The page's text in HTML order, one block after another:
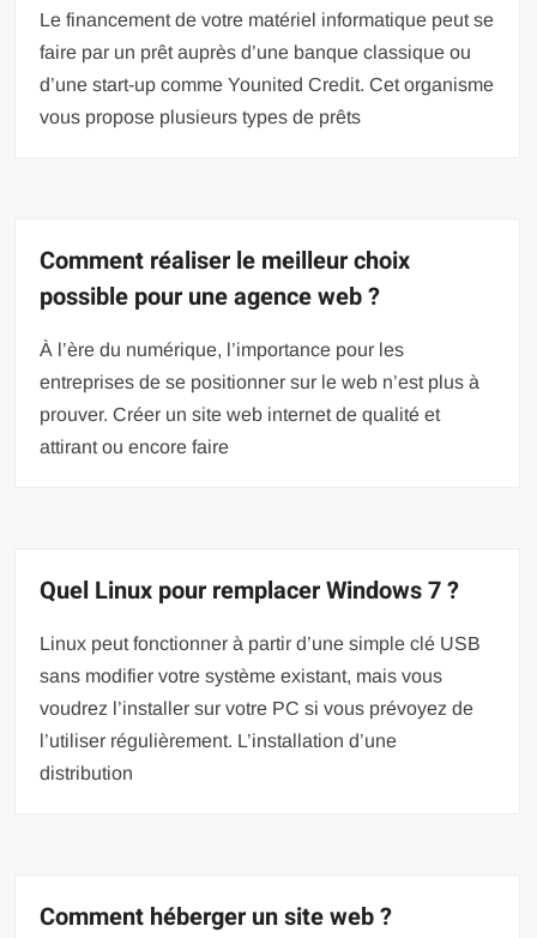
Le financement de votre matériel informatique peut se
faire par un prêt auprès d’une banque classique ou
d’une start-up comme Younited Credit. Cet organisme
vous propose plusieurs types de prêts
Comment réaliser le meilleur choix
possible pour une agence web ?
À l’ère du numérique, l’importance pour les
entreprises de se positionner sur le web n’est plus à
prouver. Créer un site web internet de qualité et
attirant ou encore faire
Quel Linux pour remplacer Windows 7 ?
Linux peut fonctionner à partir d’une simple clé USB
sans modifier votre système existant, mais vous
voudrez l’installer sur votre PC si vous prévoyez de
l’utiliser régulièrement. L’installation d’une
distribution
Comment héberger un site web ?